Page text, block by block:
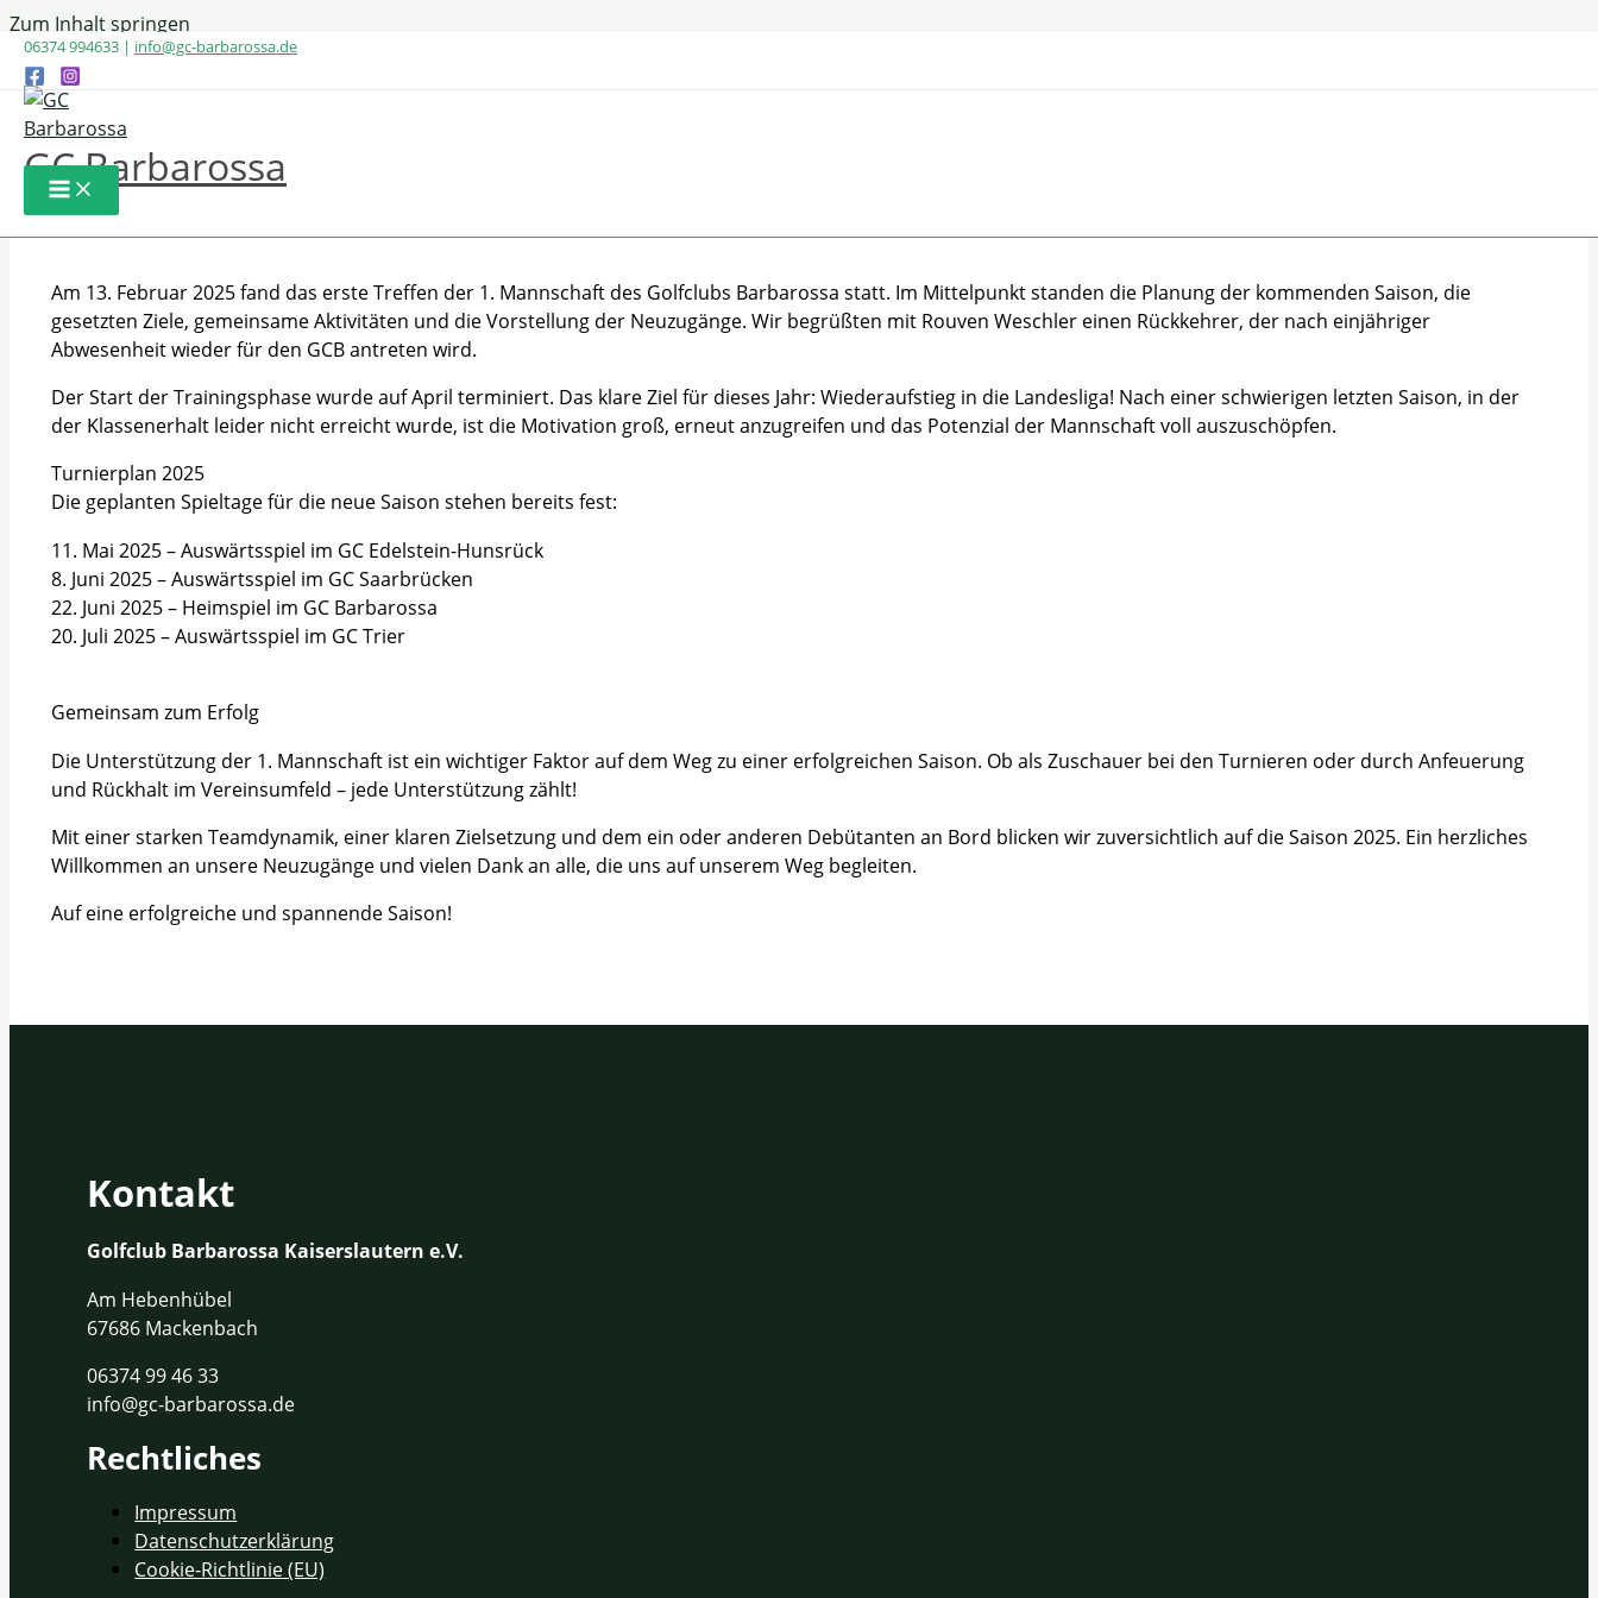
Zum Inhalt springen
06374 994633 | info@gc-barbarossa.de
GC Barbarossa
Erstes Treffen der 1. und AK30 Herrenmannschaft
Erstes Treffen und Saisonvorbereitung
Am 13. Februar 2025 fand das erste Treffen der 1. Mannschaft des Golfclubs Barbarossa statt. Im Mittelpunkt standen die Planung der kommenden Saison, die
gesetzten Ziele, gemeinsame Aktivitäten und die Vorstellung der Neuzugänge. Wir begrüßten mit Rouven Weschler einen Rückkehrer, der nach einjähriger
Abwesenheit wieder für den GCB antreten wird.
Der Start der Trainingsphase wurde auf April terminiert. Das klare Ziel für dieses Jahr: Wiederaufstieg in die Landesliga! Nach einer schwierigen letzten Saison, in der
der Klassenerhalt leider nicht erreicht wurde, ist die Motivation groß, erneut anzugreifen und das Potenzial der Mannschaft voll auszuschöpfen.
Turnierplan 2025
Die geplanten Spieltage für die neue Saison stehen bereits fest:
11. Mai 2025 – Auswärtsspiel im GC Edelstein-Hunsrück
8. Juni 2025 – Auswärtsspiel im GC Saarbrücken
22. Juni 2025 – Heimspiel im GC Barbarossa
20. Juli 2025 – Auswärtsspiel im GC Trier
Gemeinsam zum Erfolg
Die Unterstützung der 1. Mannschaft ist ein wichtiger Faktor auf dem Weg zu einer erfolgreichen Saison. Ob als Zuschauer bei den Turnieren oder durch Anfeuerung
und Rückhalt im Vereinsumfeld – jede Unterstützung zählt!
Mit einer starken Teamdynamik, einer klaren Zielsetzung und dem ein oder anderen Debütanten an Bord blicken wir zuversichtlich auf die Saison 2025. Ein herzliches
Willkommen an unsere Neuzugänge und vielen Dank an alle, die uns auf unserem Weg begleiten.
Auf eine erfolgreiche und spannende Saison!
Kontakt
Golfclub Barbarossa Kaiserslautern e.V.
Am Hebenhübel
67686 Mackenbach
06374 99 46 33
info@gc-barbarossa.de
Rechtliches
Impressum
Datenschutzerklärung
Cookie-Richtlinie (EU)